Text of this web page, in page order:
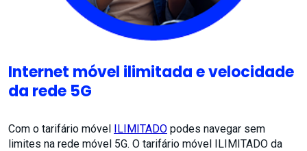
Internet móvel ilimitada e velocidade
da rede 5G
Com o tarifário móvel ILIMITADO podes navegar sem
limites na rede móvel 5G. O tarifário móvel ILIMITADO da